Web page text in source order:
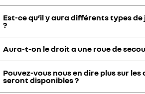
est une des propositions qui sera disponible
Nous étudions la possibilité de proposer un
prenant en compte les contraintes
Est-ce qu’il y aura différents types
?
Il y aura un seul design de jante dont la
être personnalisées.
Aura-t-on le droit a une roue de
Oui, une roue de secours sera disponible en
Pouvez-vous nous en dire plus sur
seront disponibles ?